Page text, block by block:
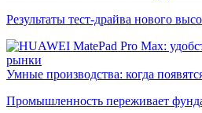
Результаты тест-драйва нового
рынки
Умные производства: когда
Промышленность переживает